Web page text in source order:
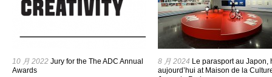
10 月 2022 Jury for the The ADC Annual
Awards
8 月 2024 Le parasport au Japon,
aujourd’hui at Maison de la